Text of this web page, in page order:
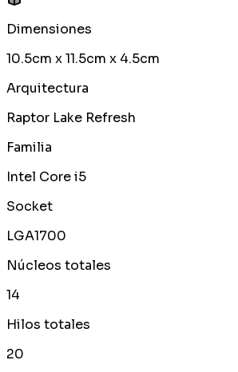
Dimensiones
10.5cm x 11.5cm x 4.5cm
Arquitectura
Raptor Lake Refresh
Familia
Intel Core i5
Socket
LGA1700
Núcleos totales
14
Hilos totales
20